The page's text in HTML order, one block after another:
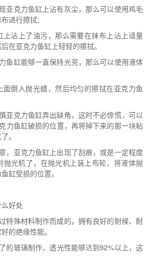
亚克力鱼缸 上沾有灰尘，那么可以使用鸡毛
进行擦拭;
上沾上了油污，那么需要在抹布上沾上适量
在亚克力鱼缸 上轻轻的擦拭。
鱼缸能够一直保持光亮，那么可以使用液体
面倒入抛光蜡，然后均匀的擦拭在亚克力鱼
亚克力鱼缸弄出缺角，这时不必惊慌，可以
力鱼缸破损的位置，再将掉下来的那一块粘
。
，亚克力鱼缸上出现了刮痕，或是一定程度
抛光机了，在抛光机上装上布轮，将液体抛
缸受损的位置。
好处
特殊材料制作而成的，拥有良好的耐候、耐
的绝缘性能。
的玻璃制作，透光性能够达到92%以上，这